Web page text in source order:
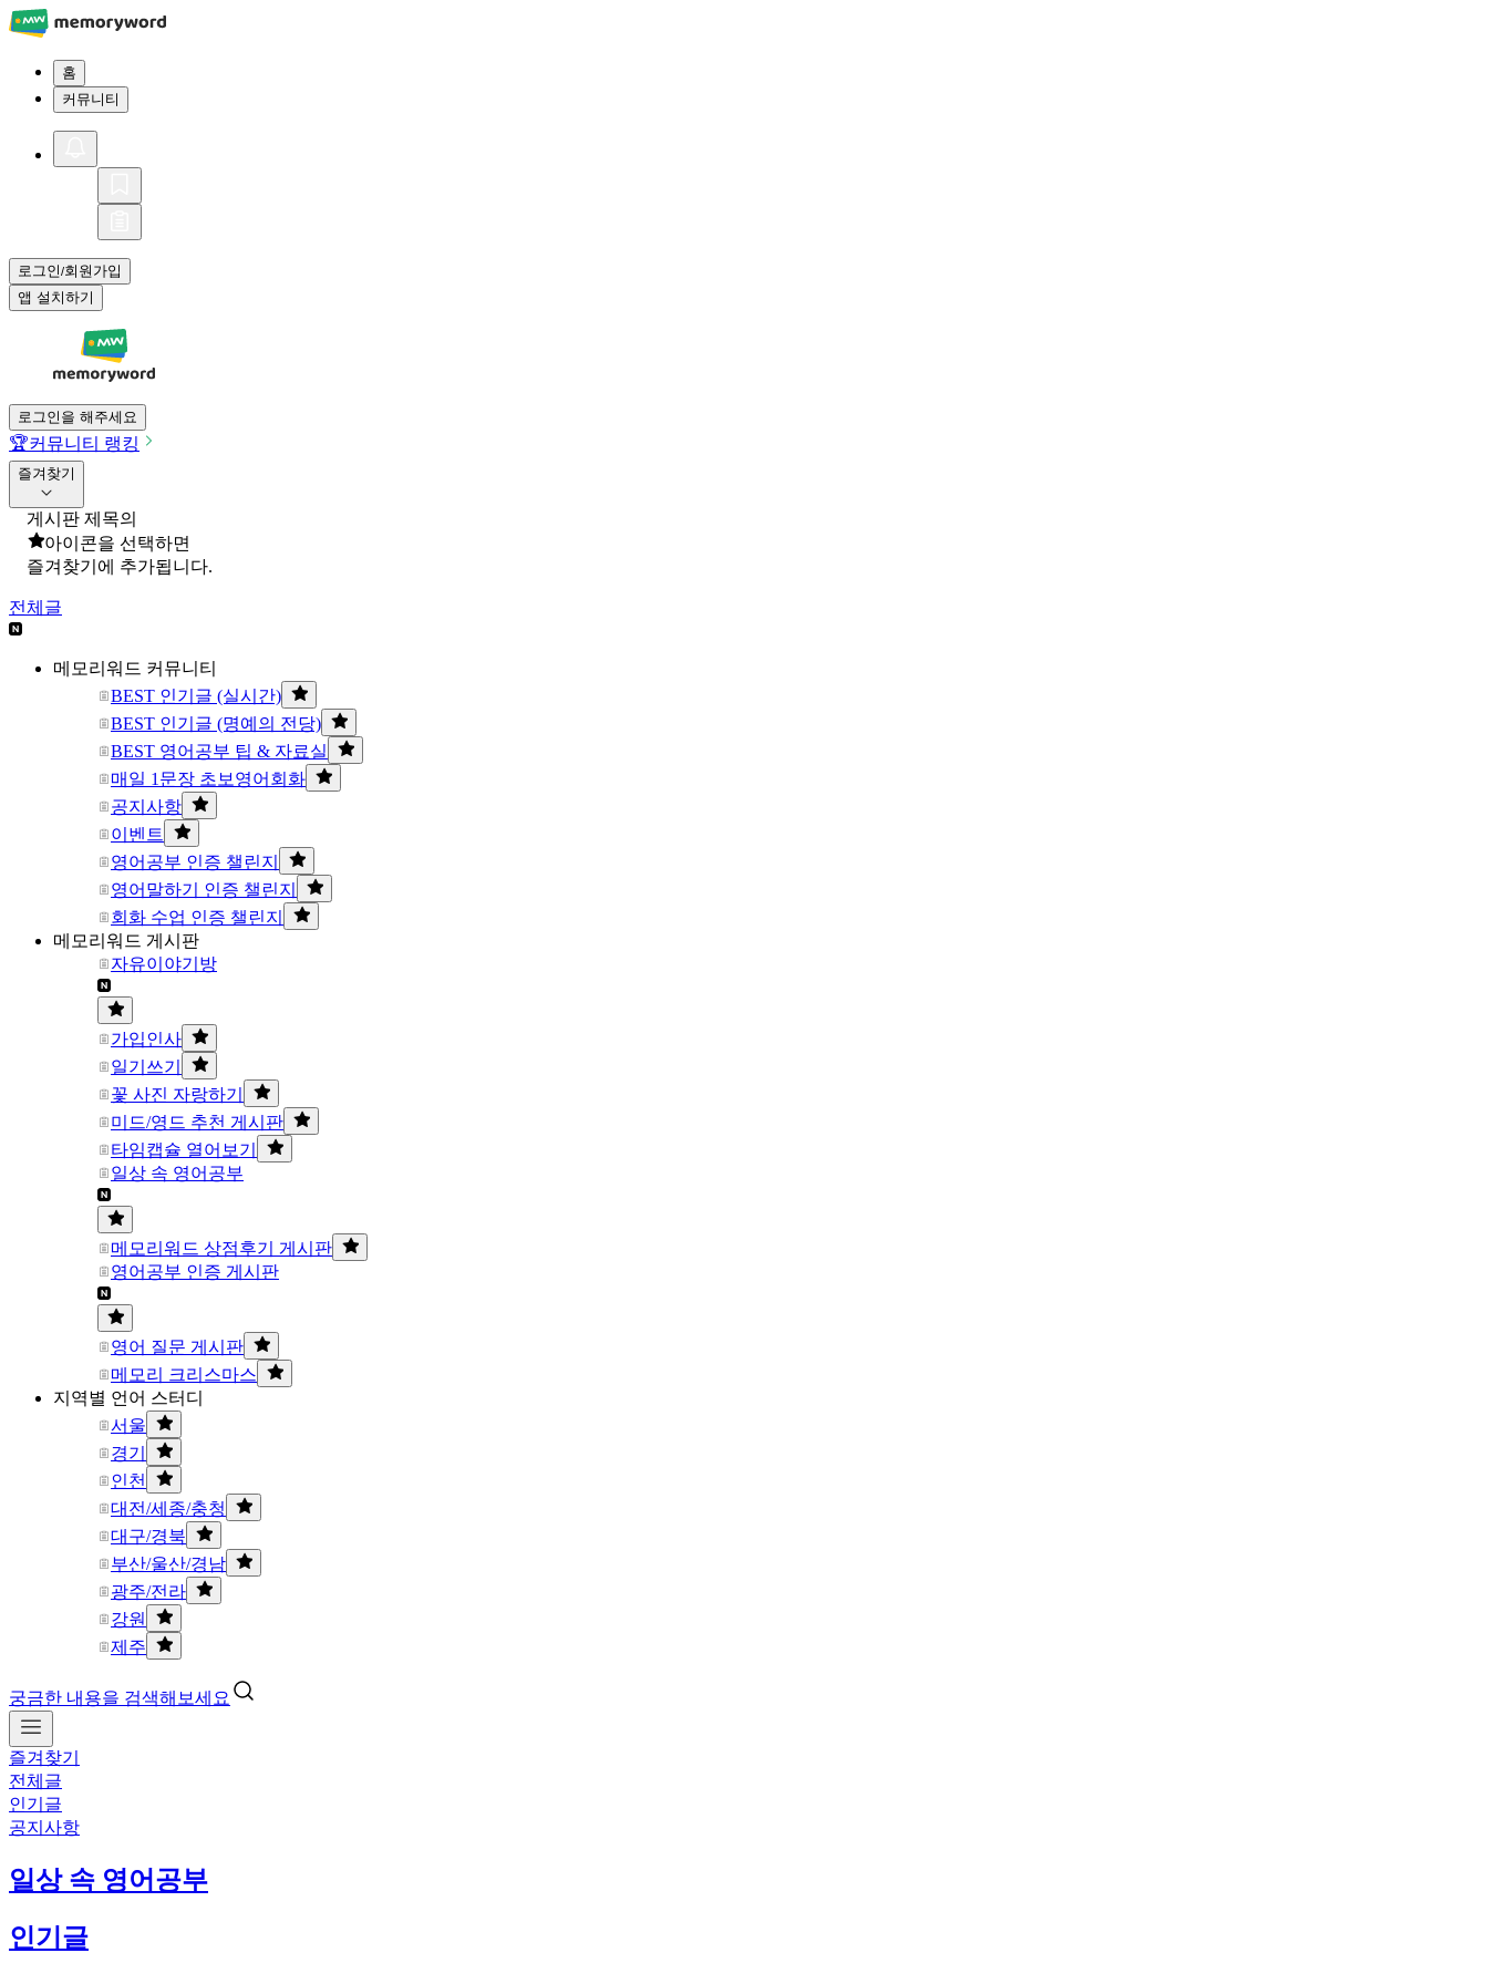
홈
커뮤니티
로그인/회원가입
앱 설치하기
로그인을 해주세요
🏆커뮤니티 랭킹
즐겨찾기
게시판 제목의
아이콘을 선택하면
즐겨찾기에 추가됩니다.
전체글
메모리워드 커뮤니티
BEST 인기글 (실시간)
BEST 인기글 (명예의 전당)
BEST 영어공부 팁 & 자료실
매일 1문장 초보영어회화
공지사항
이벤트
영어공부 인증 챌린지
영어말하기 인증 챌린지
회화 수업 인증 챌린지
메모리워드 게시판
자유이야기방
가입인사
일기쓰기
꽃 사진 자랑하기
미드/영드 추천 게시판
타임캡슐 열어보기
일상 속 영어공부
메모리워드 상점후기 게시판
영어공부 인증 게시판
영어 질문 게시판
메모리 크리스마스
지역별 언어 스터디
서울
경기
인천
대전/세종/충청
대구/경북
부산/울산/경남
광주/전라
강원
제주
궁금한 내용을 검색해보세요
즐겨찾기
전체글
인기글
공지사항
일상 속 영어공부
인기글